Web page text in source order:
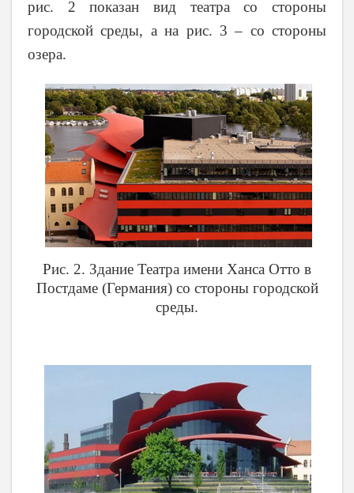
рис. 2 показан вид театра со стороны
городской среды, а на рис. 3 – со стороны
озера.
Рис. 2. Здание Театра имени Ханса Отто в
Постдаме (Германия) со стороны городской
среды.